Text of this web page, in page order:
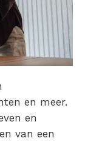
en meer.
en
van een